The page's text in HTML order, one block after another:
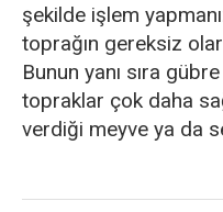
şekilde işlem
toprağın gereksiz
Bunun yanı sıra
topraklar çok daha
verdiği meyve ya da